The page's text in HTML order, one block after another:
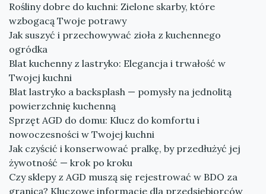
Rośliny dobre do kuchni: Zielone skarby, które
wzbogacą Twoje potrawy
Jak suszyć i przechowywać zioła z kuchennego
ogródka
Blat kuchenny z lastryko: Elegancja i trwałość w
Twojej kuchni
Blat lastryko a backsplash — pomysły na jednolitą
powierzchnię kuchenną
Sprzęt AGD do domu: Klucz do komfortu i
nowoczesności w Twojej kuchni
Jak czyścić i konserwować pralkę, by przedłużyć jej
żywotność — krok po kroku
Czy sklepy z AGD muszą się rejestrować w BDO za
granicą? Kluczowe informacje dla przedsiębiorców